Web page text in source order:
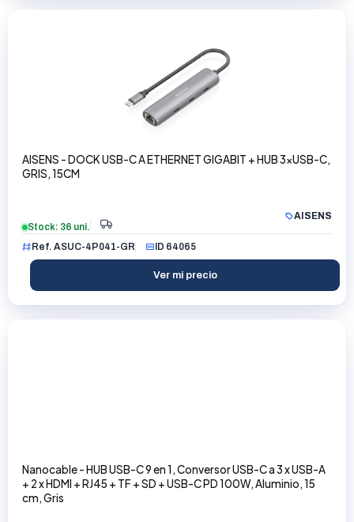
AISENS - DOCK USB-C A ETHERNET GIGABIT + HUB 3xUSB-C,
GRIS, 15CM
AISENS
Stock: 36 uni.
Ref. ASUC-4P041-GR
ID 64065
Ver mi precio
Nanocable - HUB USB-C 9 en 1, Conversor USB-C a 3 x USB-A
+ 2 x HDMI + RJ45 + TF + SD + USB-C PD 100W, Aluminio, 15
cm, Gris